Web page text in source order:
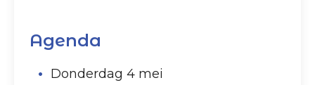
Agenda
Donderdag 4 mei